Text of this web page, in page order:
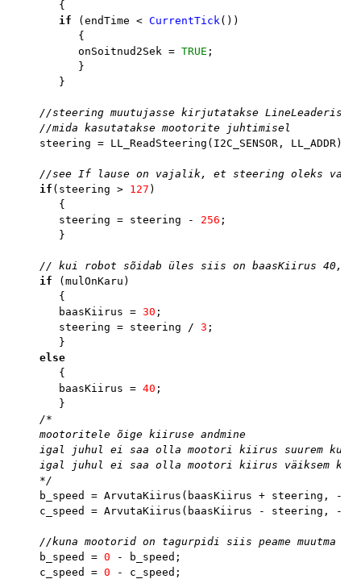
      {
if
(endTime < CurrentTick())
         {
         onSoitnud2Sek =
TRUE ;
         }
      }
//steering muutujasse kirjutatakse LineLeaderist
   //mida kasutatakse mootorite juhtimisel
steering = LL_ReadSteering(I2C_SENSOR, LL_ADDR);
//see If lause on vajalik, et steering oleks
if (steering > 127 )
      {
      steering = steering -
256 ;
      }
// kui robot sõidab üles siis on baasKiirus 40,
if
(mulOnKaru)
      {
      baasKiirus =
30 ;
      steering = steering /
3 ;
      }
else
{
      baasKiirus =
40 ;
      }
/*
   mootoritele õige kiiruse andmine
igal juhul ei saa olla mootori kiirus suurem kui
igal juhul ei saa olla mootori kiirus väiksem kui
   */
b_speed = ArvutaKiirus(baasKiirus + steering, -
   c_speed = ArvutaKiirus(baasKiirus - steering, -
//kuna mootorid on tagurpidi siis peame muutma
b_speed = 0
- b_speed;
   c_speed =
0 - c_speed;